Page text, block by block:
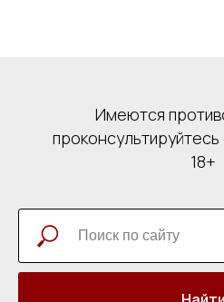
Имеются
18+